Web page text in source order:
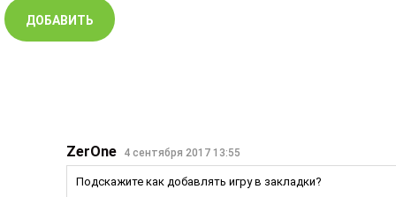
ZerOne 4 сентября 2017 13:55
Подскажите как добавлять игру в закладки?